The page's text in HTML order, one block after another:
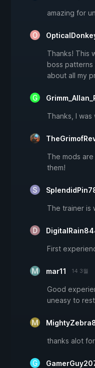
amazing for
Thanks! This
boss
about all my
Thanks, I
The mods
them!
The trainer is
First
mar11 14 3월
Good
uneasy to
thanks alot